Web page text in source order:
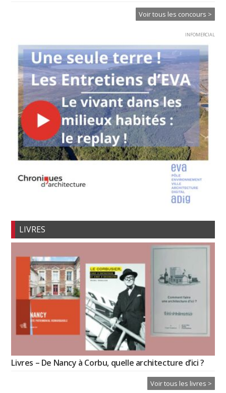
Voir tous les concours >
INFOMERCIAL
LIVRES
Livres – De Nancy à Corbu, quelle architecture d’ici ?
Voir tous les livres >